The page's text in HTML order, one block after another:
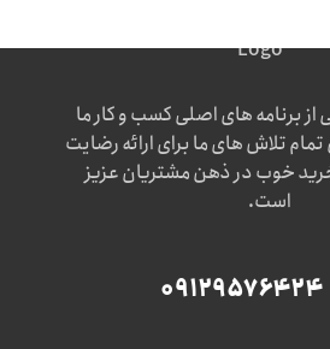
برنامه های اصلی کسب و کار ما
تلاش های ما برای ارائه رضایت
خوب در ذهن مشتریان عزیز
است.
09129576424